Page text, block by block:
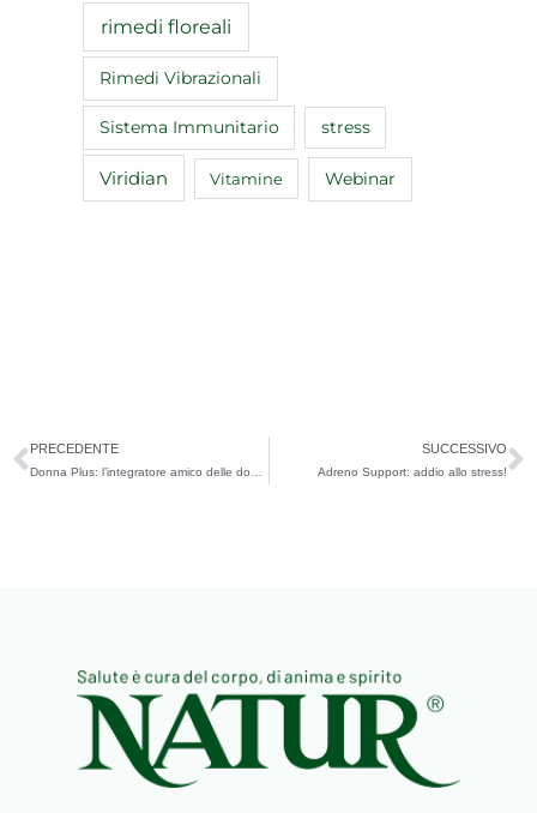
rimedi floreali
Rimedi Vibrazionali
Sistema Immunitario stress
Viridian Vitamine Webinar
Precedente
PRECEDENTE
Donna Plus: l’integratore amico delle donne
SUCCESSIVO
Adreno Support: addio allo stress!